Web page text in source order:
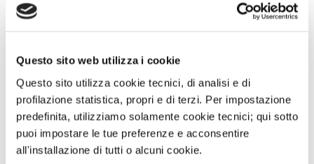
Questo sito web utilizza i cookie
Questo sito utilizza cookie tecnici, di analisi e di
profilazione statistica, propri e di terzi. Per impostazione
predefinita, utilizziamo solamente cookie tecnici; qui sotto
puoi impostare le tue preferenze e acconsentire
all'installazione di tutti o alcuni cookie.
vista dei fondamentali contrappongono
consumi mediamente in crescita di
oltre il 7% rispetto ai livelli dello scorso
anno. Da segnalare infine la presenza
nel 19° pacchetto di sanzioni contro